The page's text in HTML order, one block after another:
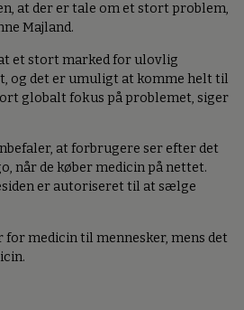
at der er tale om et stort problem,
Majland.
et stort marked for ulovlig
og det er umuligt at komme helt til
globalt fokus på problemet, siger
at forbrugere ser efter det
når de køber medicin på nettet.
er autoriseret til at sælge
medicin til mennesker, mens det